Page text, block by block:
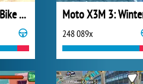
Extreme Trials Bike 2019 Moto X3M 3:
248 089x